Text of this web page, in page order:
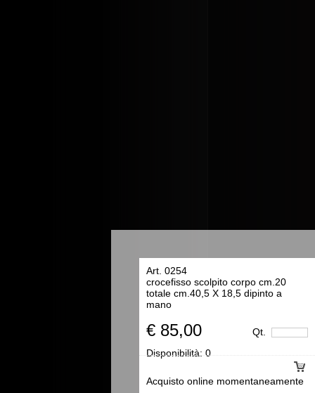
Art. 0254
crocefisso scolpito corpo cm.20
totale cm.40,5 X 18,5 dipinto a
mano
€ 85,00 Qt.
Acquisto online momentaneamente
Disponibilità:0